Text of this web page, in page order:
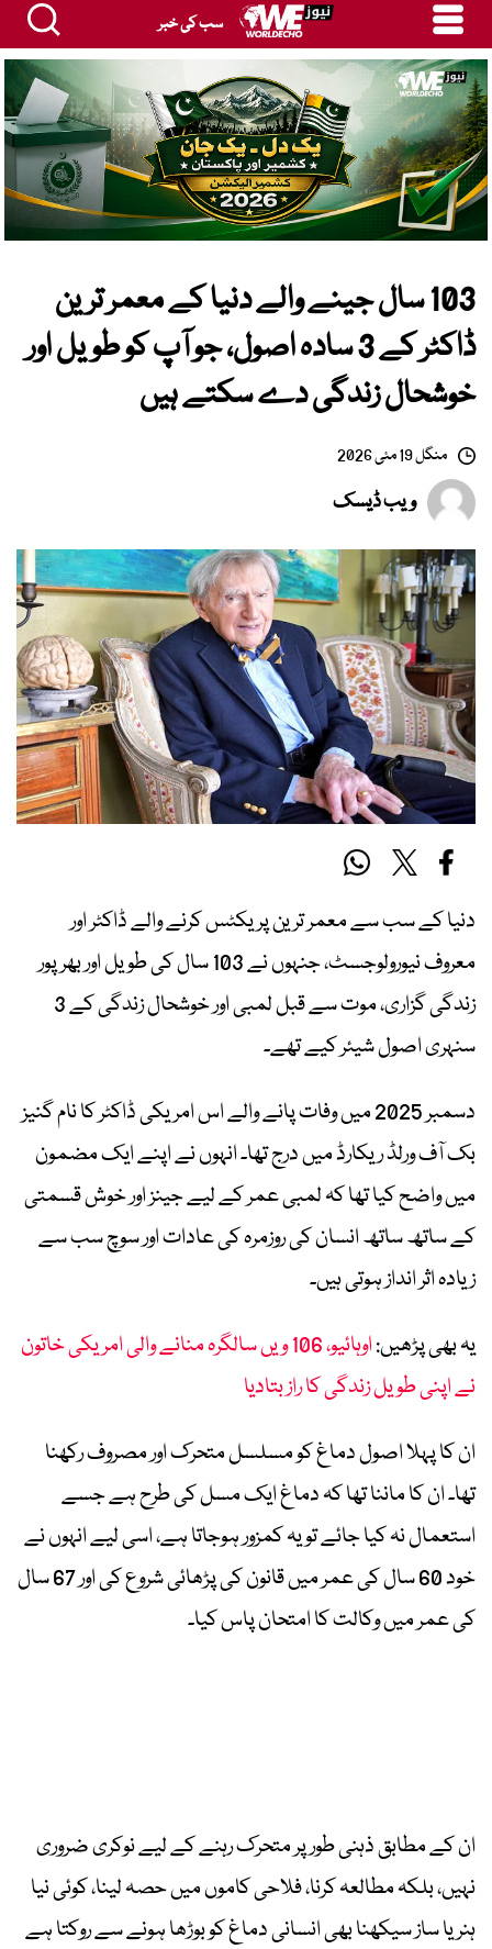
سب کی خبر
103 سال جینے والے دنیا کے معمر ترین
ڈاکٹر کے 3 سادہ اصول، جو آپ کو طویل اور
خوشحال زندگی دے سکتے ہیں
منگل 19 مئی 2026
ویب ڈیسک
دنیا کے سب سے معمر ترین پریکٹس کرنے والے ڈاکٹر اور
معروف نیورولوجسٹ، جنہوں نے 103 سال کی طویل اور بھرپور
زندگی گزاری، موت سے قبل لمبی اور خوشحال زندگی کے 3
سنہری اصول شیئر کیے تھے۔
دسمبر 2025 میں وفات پانے والے اس امریکی ڈاکٹر کا نام گنیز
بک آف ورلڈ ریکارڈ میں درج تھا۔ انہوں نے اپنے ایک مضمون
میں واضح کیا تھا کہ لمبی عمر کے لیے جینز اور خوش قسمتی
کے ساتھ ساتھ انسان کی روزمرہ کی عادات اور سوچ سب سے
زیادہ اثر انداز ہوتی ہیں۔
یہ بھی پڑھیں:
اوہائیو، 106 ویں سالگرہ منانے والی امریکی خاتون
نے اپنی طویل زندگی کا راز بتادیا
ان کا پہلا اصول دماغ کو مسلسل متحرک اور مصروف رکھنا
تھا۔ ان کا ماننا تھا کہ دماغ ایک مسل کی طرح ہے جسے
استعمال نہ کیا جائے تو یہ کمزور ہوجاتا ہے، اسی لیے انہوں نے
خود 60 سال کی عمر میں قانون کی پڑھائی شروع کی اور 67 سال
کی عمر میں وکالت کا امتحان پاس کیا۔
ان کے مطابق ذہنی طور پر متحرک رہنے کے لیے نوکری ضروری
نہیں، بلکہ مطالعہ کرنا، فلاحی کاموں میں حصہ لینا، کوئی نیا
ہنر یا ساز سیکھنا بھی انسانی دماغ کو بوڑھا ہونے سے روکتا ہے